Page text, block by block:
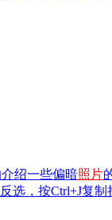
绍一些偏暗照片
选，按Ctrl+J复制